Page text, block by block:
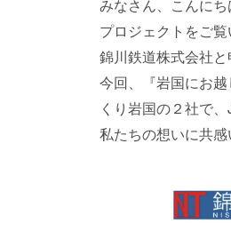
みなさん、こんにち
プロジェクトをご覧
錦川鉄道株式会社と
今回、『岩国にお
くり岩国の２社で
私たちの想いに共